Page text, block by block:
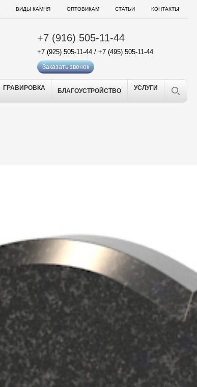
ВИДЫ КАМНЯ ОПТОВИКАМ СТАТЬИ КОНТАКТЫ
+7 (916) 505-11-44
+7 (925) 505-11-44 / +7 (495) 505-11-44
Заказать звонок
ГРАВИРОВКА БЛАГОУСТРОЙСТВО УСЛУГИ